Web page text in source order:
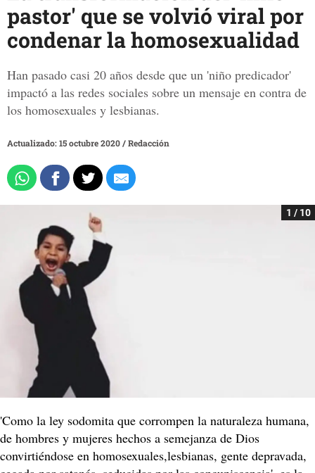
pastor' que se volvió viral por
condenar la homosexualidad
Han pasado casi 20 años desde que un 'niño predicador'
impactó a las redes sociales sobre un mensaje en contra de
los homosexuales y lesbianas.
Actualizado: 15 octubre 2020/Redacción
1 / 10
'Como la ley sodomita que corrompen la naturaleza humana,
de hombres y mujeres hechos a semejanza de Dios
convirtiéndose en homosexuales,lesbianas, gente depravada,